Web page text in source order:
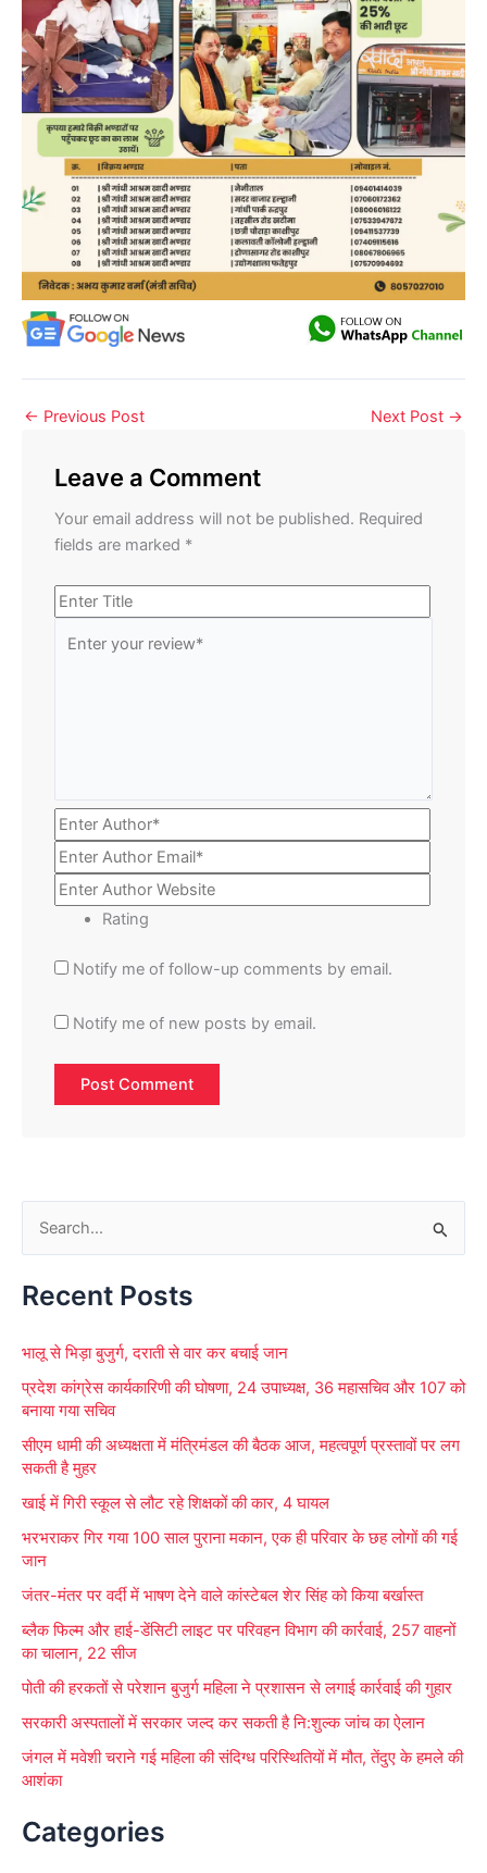
← Previous Post Next Post →
Leave a Comment
Your email address will not be published. Required
fields are marked *
Rating
Notify me of follow-up comments by email.
Notify me of new posts by email.
a
c
h
o
Recent Posts
भालू से भिड़ा बुजुर्ग, दराती से वार कर बचाई जान
प्रदेश कांग्रेस कार्यकारिणी की घोषणा, 24 उपाध्यक्ष, 36 महासचिव और 107 को
बनाया गया सचिव
सीएम धामी की अध्यक्षता में मंत्रिमंडल की बैठक आज, महत्वपूर्ण प्रस्तावों पर लग
सकती है मुहर
खाई में गिरी स्कूल से लौट रहे शिक्षकों की कार, 4 घायल
भरभराकर गिर गया 100 साल पुराना मकान, एक ही परिवार के छह लोगों की गई
जान
जंतर-मंतर पर वर्दी में भाषण देने वाले कांस्टेबल शेर सिंह को किया बर्खास्त
ब्लैक फिल्म और हाई-डेंसिटी लाइट पर परिवहन विभाग की कार्रवाई, 257 वाहनों
का चालान, 22 सीज
पोती की हरकतों से परेशान बुजुर्ग महिला ने प्रशासन से लगाई कार्रवाई की गुहार
सरकारी अस्पतालों में सरकार जल्द कर सकती है नि:शुल्क जांच का ऐलान
जंगल में मवेशी चराने गई महिला की संदिग्ध परिस्थितियों में मौत, तेंदुए के हमले की
आशंका
Categories